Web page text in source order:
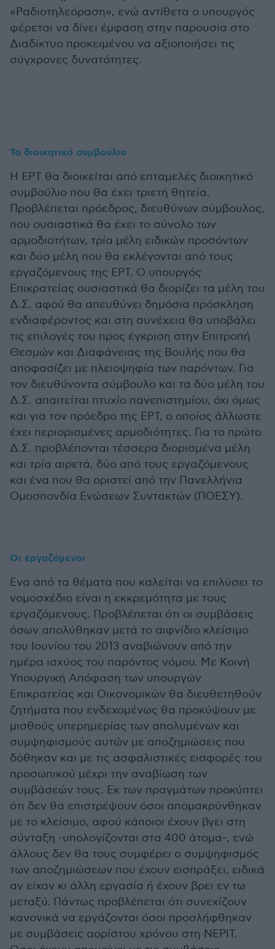
«Ραδιοτηλεόραση», ενώ αντίθετα ο υπουργός
φέρεται να δίνει έμφαση στην παρουσία στο
Διαδίκτυο προκειμένου να αξιοποιήσει τις
σύγχρονες δυνατότητες.
Το διοικητικό συμβούλιο
Η ΕΡΤ θα διοικείται από επταμελές διοικητικό
συμβούλιο που θα έχει τριετή θητεία.
Προβλέπεται πρόεδρος, διευθύνων σύμβουλος,
που ουσιαστικά θα έχει το σύνολο των
αρμοδιοτήτων, τρία μέλη ειδικών προσόντων
και δύο μέλη που θα εκλέγονται από τους
εργαζόμενους της ΕΡΤ. Ο υπουργός
Επικρατείας ουσιαστικά θα διορίζει τα μέλη του
Δ.Σ. αφού θα απευθύνει δημόσια πρόσκληση
ενδιαφέροντος και στη συνέχεια θα υποβάλει
τις επιλογές του προς έγκριση στην Επιτροπή
Θεσμών και Διαφάνειας της Βουλής που θα
αποφασίζει με πλειοψηφία των παρόντων. Για
τον διευθύνοντα σύμβουλο και τα δύο μέλη του
Δ.Σ. απαιτείται πτυχίο πανεπιστημίου, όχι όμως
και για τον πρόεδρο της ΕΡΤ, ο οποίος άλλωστε
έχει περιορισμένες αρμοδιότητες. Για το πρώτο
Δ.Σ. προβλέπονται τέσσερα διορισμένα μέλη
και τρία αιρετά, δύο από τους εργαζόμενους
και ένα που θα οριστεί από την Πανελλήνια
Ομοσπονδία Ενώσεων Συντακτών (ΠΟΕΣΥ).
Οι εργαζόμενοι
Ενα από τα θέματα που καλείται να επιλύσει το
νομοσχέδιο είναι η εκκρεμότητα με τους
εργαζόμενους. Προβλέπεται ότι οι συμβάσεις
όσων απολύθηκαν μετά το αιφνίδιο κλείσιμο
του Ιουνίου του 2013 αναβιώνουν από την
ημέρα ισχύος του παρόντος νόμου. Με Κοινή
Υπουργική Απόφαση των υπουργών
Επικρατείας και Οικονομικών θα διευθετηθούν
ζητήματα που ενδεχομένως θα προκύψουν με
μισθούς υπερημερίας των απολυμένων και
συμψηφισμούς αυτών με αποζημιώσεις που
δόθηκαν και με τις ασφαλιστικές εισφορές του
προσωπικού μέχρι την αναβίωση των
συμβάσεών τους. Εκ των πραγμάτων προκύπτει
ότι δεν θα επιστρέψουν όσοι απομακρύνθηκαν
με το κλείσιμο, αφού κάποιοι έχουν βγει στη
σύνταξη -υπολογίζονται στα 400 άτομα-, ενώ
άλλους δεν θα τους συμφέρει ο συμψηφισμός
των αποζημιώ­σεων που έχουν εισπράξει, ειδικά
αν είχαν κι άλλη εργασία ή έχουν βρει εν τω
μεταξύ. Πάντως προβλέπεται ότι συνεχίζουν
κανονικά να εργάζονται όσοι προσλήφθηκαν
με συμβάσεις αορίστου χρόνου στη ΝΕΡΙΤ.